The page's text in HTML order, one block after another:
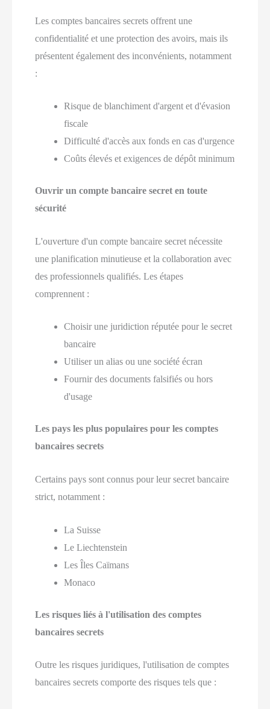
Les comptes bancaires secrets offrent une
confidentialité et une protection des avoirs, mais ils
présentent également des inconvénients, notamment
:
Risque de blanchiment d'argent et d'évasion
fiscale
Difficulté d'accès aux fonds en cas d'urgence
Coûts élevés et exigences de dépôt minimum
Ouvrir un compte bancaire secret en toute
sécurité
L'ouverture d'un compte bancaire secret nécessite
une planification minutieuse et la collaboration avec
des professionnels qualifiés. Les étapes
comprennent :
Choisir une juridiction réputée pour le secret
bancaire
Utiliser un alias ou une société écran
Fournir des documents falsifiés ou hors
d'usage
Les pays les plus populaires pour les comptes
bancaires secrets
Certains pays sont connus pour leur secret bancaire
strict, notamment :
La Suisse
Le Liechtenstein
Les Îles Caïmans
Monaco
Les risques liés à l'utilisation des comptes
bancaires secrets
Outre les risques juridiques, l'utilisation de comptes
bancaires secrets comporte des risques tels que :